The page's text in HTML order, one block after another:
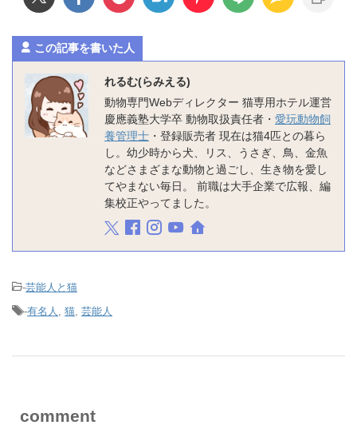
この記事を書いた人
れるむ(らみえる)
動物専門Webディレクター 猫専用ホテル運営
慶應義塾大学卒 動物取扱責任者・ 愛玩動物飼
養管理士 ・登録販売者 現在は猫4匹との暮ら
し。幼少時から犬、リス、うさぎ、鳥、金魚
などさまざまな動物と過ごし、生き物を愛し
てやまない毎日。 前職は大手企業で広報、編
集校正やってました。
-芸能人と猫
-有名人 , 猫, 芸能人
comment